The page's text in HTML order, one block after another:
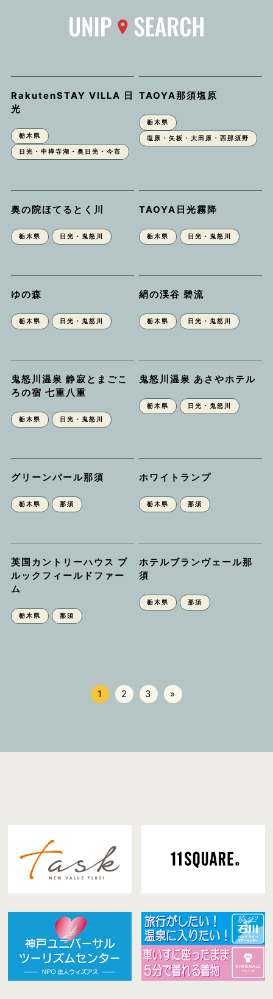
RakutenSTAY VILLA 日
光
栃木県
日光・中禅寺湖・奥日光・今市
TAOYA那須塩原
栃木県
塩原・矢板・大田原・西那須野
奥の院ほてるとく川
栃木県 日光・鬼怒川
TAOYA日光霧降
栃木県 日光・鬼怒川
ゆの森
栃木県 日光・鬼怒川
絹の渓谷 碧流
栃木県 日光・鬼怒川
鬼怒川温泉 静寂とまごこ
ろの宿 七重八重
栃木県 日光・鬼怒川
鬼怒川温泉 あさやホテル
栃木県 日光・鬼怒川
グリーンパール那須
栃木県 那須
ホワイトランプ
栃木県 那須
英国カントリーハウス ブ
ルックフィールドファー
ム
栃木県 那須
ホテルブランヴェール那
須
栃木県 那須
1 2 3 »